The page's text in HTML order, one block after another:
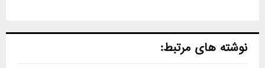
نوشته های مرتبط: